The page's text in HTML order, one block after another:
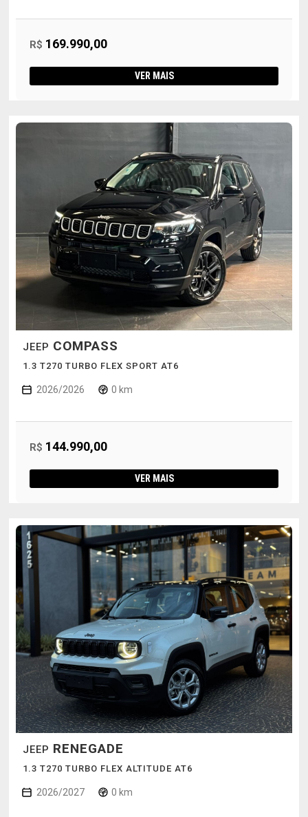
R$ 169.990,00
VER MAIS
JEEP COMPASS
1.3 T270 TURBO FLEX SPORT AT6
2026/2026 0 km
R$ 144.990,00
VER MAIS
JEEP RENEGADE
1.3 T270 TURBO FLEX ALTITUDE AT6
2026/2027 0 km